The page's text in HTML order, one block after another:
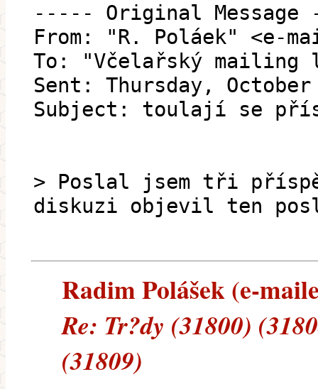
----- Original
From: "R. Poláek" <e-
To: "Včelařský
Sent: Thursday,
Subject: toulají se
> Poslal jsem tři
diskuzi objevil ten
Radim Polášek (e-
Re: Tr?dy (31800)
(31809)